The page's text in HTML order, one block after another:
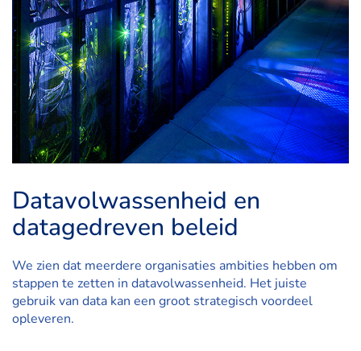
Datavolwassenheid en
datagedreven beleid
We zien dat meerdere organisaties ambities hebben om
stappen te zetten in datavolwassenheid. Het juiste
gebruik van data kan een groot strategisch voordeel
opleveren.